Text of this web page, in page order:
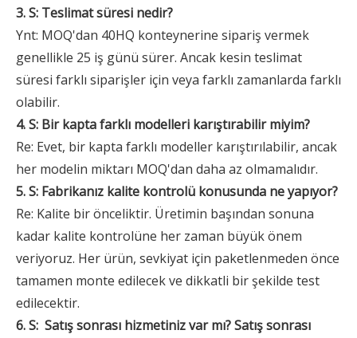
3. S: Teslimat süresi nedir?
Ynt: MOQ'dan 40HQ konteynerine sipariş vermek
genellikle 25 iş günü sürer. Ancak kesin teslimat
süresi farklı siparişler için veya farklı zamanlarda farklı
olabilir.
4. S: Bir kapta farklı modelleri karıştırabilir miyim?
Re: Evet, bir kapta farklı modeller karıştırılabilir, ancak
her modelin miktarı MOQ'dan daha az olmamalıdır.
5. S: Fabrikanız kalite kontrolü konusunda ne yapıyor?
Re: Kalite bir önceliktir. Üretimin başından sonuna
kadar kalite kontrolüne her zaman büyük önem
veriyoruz. Her ürün, sevkiyat için paketlenmeden önce
tamamen monte edilecek ve dikkatli bir şekilde test
edilecektir.
6. S: Satış sonrası hizmetiniz var mı? Satış sonrası